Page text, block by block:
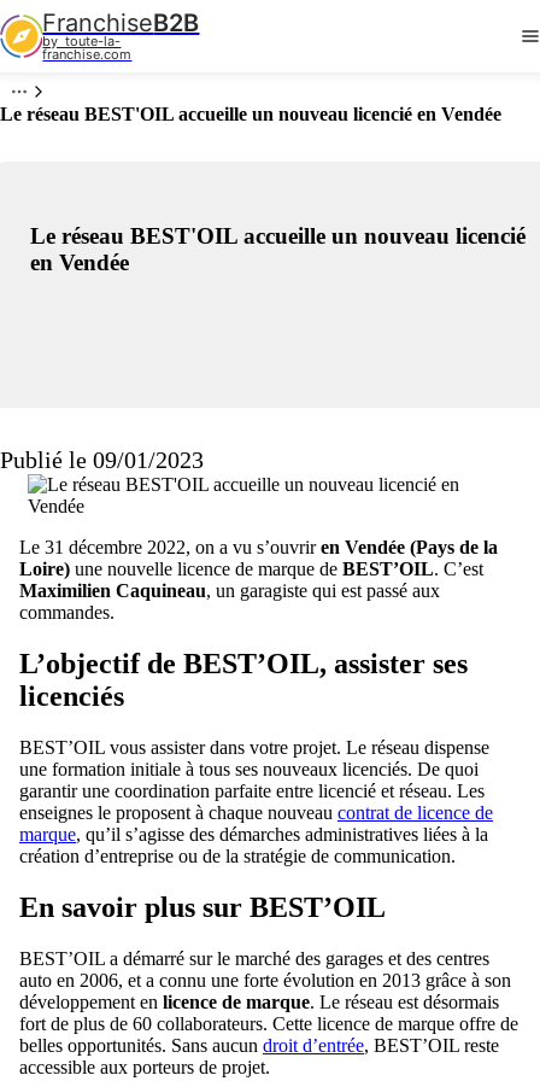
FranchiseB2B
by  toute-la-
franchise.com
Le réseau BEST'OIL accueille un nouveau licencié en Vendée
Le réseau BEST'OIL accueille un nouveau licencié
en Vendée
Publié le 09/01/2023
Le 31 décembre 2022, on a vu s’ouvriren Vendée (Pays de la
Loire) une nouvelle licence de marque de BEST’OIL. C’est
Maximilien Caquineau, un garagiste qui est passé aux
commandes.
L’objectif de BEST’OIL, assister ses
licenciés
BEST’OIL vous assister dans votre projet. Le réseau dispense
une formation initiale à tous ses nouveaux licenciés. De quoi
garantir une coordination parfaite entre licencié et réseau. Les
enseignes le proposent à chaque nouveau contrat de licence de
marque, qu’il s’agisse des démarches administratives liées à la
création d’entreprise ou de la stratégie de communication.
En savoir plus sur BEST’OIL
BEST’OIL a démarré sur le marché des garages et des centres
auto en 2006, et a connu une forte évolution en 2013 grâce à son
développement en licence de marque. Le réseau est désormais
fort de plus de 60 collaborateurs. Cette licence de marque offre de
belles opportunités. Sans aucun droit d’entrée, BEST’OIL reste
accessible aux porteurs de projet.